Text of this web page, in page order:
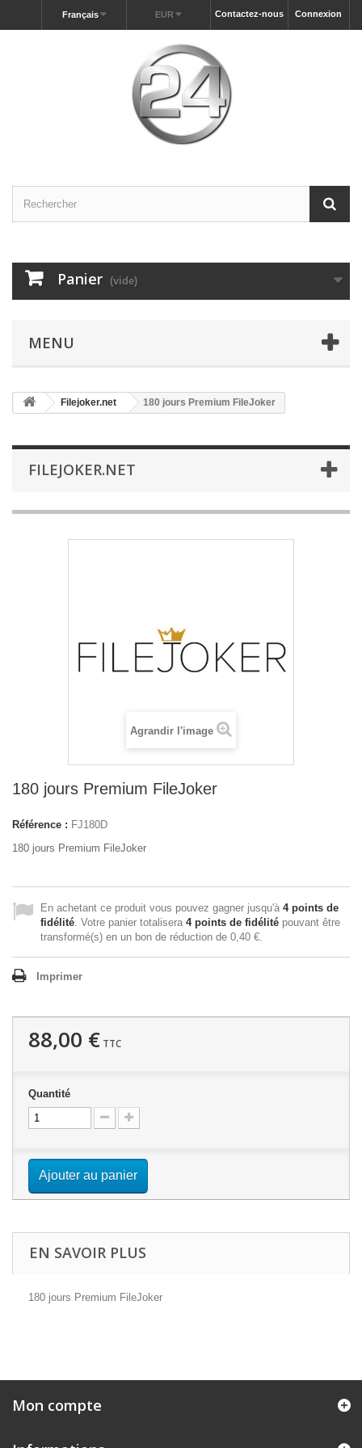
Connexion
Contactez-nous
EUR
Français
Panier (vide)
MENU
Filejoker.net 180 jours Premium FileJoker
FILEJOKER.NET
Agrandir l'image
180 jours Premium FileJoker
Référence : FJ180D
180 jours Premium FileJoker
En achetant ce produit vous pouvez gagner jusqu'à 4points de
fidélité. Votre panier totalisera 4points de fidélité pouvant être
transformé(s) en un bon de réduction de 0,40 €.
Imprimer
88,00 € TTC
Quantité
Ajouter au panier
EN SAVOIR PLUS
180 jours Premium FileJoker
Mon compte